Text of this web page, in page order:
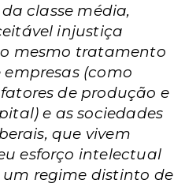
classe média,
injustiça
mesmo tratamento
(como
de produção e
e as sociedades
que vivem
esforço intelectual
um regime distinto de